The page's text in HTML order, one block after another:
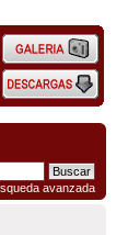
avanzada